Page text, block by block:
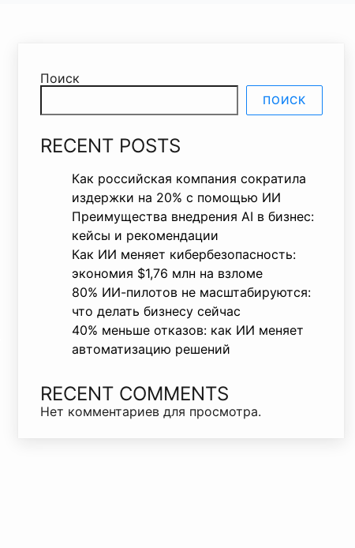
Поиск
ПОИСК
RECENT POSTS
Как российская компания сократила
издержки на 20% с помощью ИИ
Преимущества внедрения AI в бизнес:
кейсы и рекомендации
Как ИИ меняет кибербезопасность:
экономия $1,76 млн на взломе
80% ИИ-пилотов не масштабируются:
что делать бизнесу сейчас
40% меньше отказов: как ИИ меняет
автоматизацию решений
RECENT COMMENTS
Нет комментариев для просмотра.